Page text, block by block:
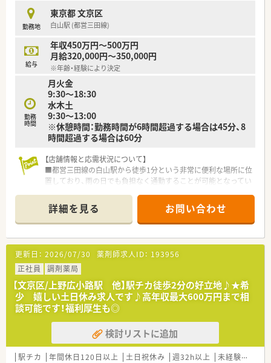
す。
【職場環境と雰囲気】
■店舗ごとに地域の雰囲気に合わせた配色を施しており、地域社
会に同化しつつも清潔感のある落ち着いた空間で勤務が可能で
す。
■女性薬剤師が多く活躍しており、時短勤務制度は最大で小学6
年生まで利用できるなど家庭と仕事を両立しやすい風土があり
ます。
■下町の生活便利店として親しまれているため、患者様との距離
が近く、温かいコミュニケーションが日常的に交わされる職場で
す。
■「連続休暇取得制度」を導入しており、有給休暇と公休を組み
合わせることで、毎年必ず7日間の長期休みを推奨しています。
■最新のITツールを活用して調剤業務のスピードアップを図っ
です。
■認定薬剤師の取得に必要な費用や、実務実習指導薬剤師の資格
取得に関わる補助など、学び続ける姿勢を多角的にサポートしま
す。
勤務地
東京都 文京区
白山駅 (都営三田線)
給与
年収450万円～500万円
月給320,000円～350,000円
※年齢・経験により決定
勤務
時間
月火金
9:30～18:30
水木土
9:30～13:00
※休憩時間：勤務時間が6時間超過する場合は45分、8
時間超過する場合は60分
【店舗情報と応需状況について】
■都営三田線の白山駅から徒歩1分という非常に便利な場所に位
置しており、雨の日でも負担なく通勤することが可能となってい
■応需科目は内科や呼吸器科、小児科、循環器科と多岐にわたっ
ており、1日あたりの処方箋枚数は約30枚ほどを応需していま
す。
■勤務体制は常時1名から2名の薬剤師で運営されております。
【法人特徴について】
■東京都文京区を中心に地域密着型の店舗を複数展開しており、
日々のたゆまぬ努力によってサービスの向上に常に努めている
法人です。
■大手チェーンにはない柔軟な運営体制が魅力であり、地域住民
の健康を支えるパートナーとして確かな信頼と実績を積み重ね
ています。
■法人の拠点が近隣に集約されているため、店舗間の連携が取り
やすく、何か困ったことがあればすぐに相談できる安心感があり
ます。
詳細を見る お問い合わせ
更新日： 2026/07/30 薬剤師求人ID： 193956
正社員
調剤薬局
【文京区/上野広小路駅 他】駅チカ徒歩2分の好立地♪★希
少 嬉しい土日休み求人です♪高年収最大600万円まで相
談可能です！福利厚生も◎
検討リストに追加
駅チカ 年間休日120日以上 土日祝休み 週32h以上 未経験可